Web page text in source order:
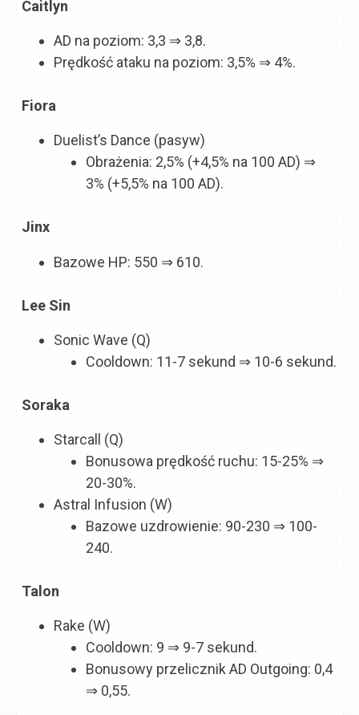
Caitlyn
AD na poziom: 3,3 ⇒ 3,8.
Prędkość ataku na poziom: 3,5% ⇒ 4%.
Fiora
Duelist’s Dance (pasyw)
Obrażenia: 2,5% (+4,5% na 100 AD) ⇒
3% (+5,5% na 100 AD).
Jinx
Bazowe HP: 550 ⇒ 610.
Lee Sin
Sonic Wave (Q)
Cooldown: 11-7 sekund ⇒ 10-6 sekund.
Soraka
Starcall (Q)
Bonusowa prędkość ruchu: 15-25% ⇒
20-30%.
Astral Infusion (W)
Bazowe uzdrowienie: 90-230 ⇒ 100-
240.
Talon
Rake (W)
Cooldown: 9 ⇒ 9-7 sekund.
Bonusowy przelicznik AD Outgoing: 0,4
⇒ 0,55.